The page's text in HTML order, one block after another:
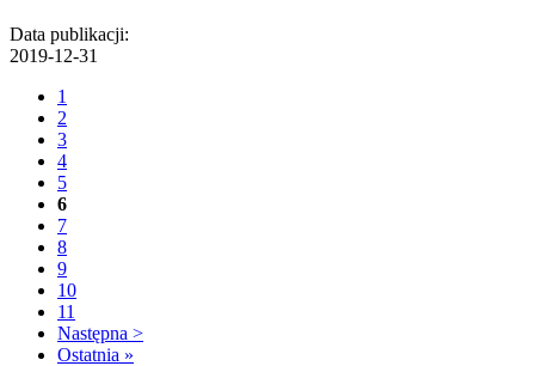
Data publikacji:
2019-12-31
1
2
3
4
5
6
7
8
9
10
11
Następna >
Ostatnia »